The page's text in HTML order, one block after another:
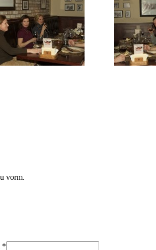
vorm.
*